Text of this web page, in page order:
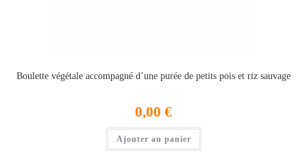
Boulette végétale accompagné d’une purée de petits pois et riz sauvage
0,00 €
Ajouter au panier